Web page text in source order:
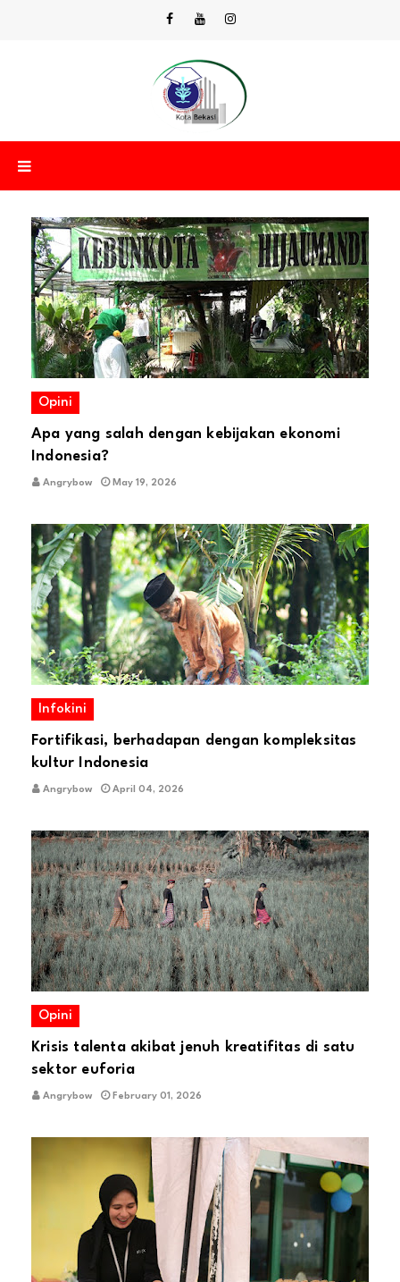
Opini
Apa yang salah dengan kebijakan ekonomi
Indonesia?
Angrybow May 19, 2026
Infokini
Fortifikasi, berhadapan dengan kompleksitas
kultur Indonesia
Angrybow April 04, 2026
Opini
Krisis talenta akibat jenuh kreatifitas di satu
sektor euforia
Angrybow February 01, 2026